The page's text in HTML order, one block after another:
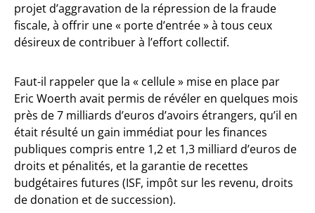
projet d’aggravation de la répression de la fraude
fiscale, à offrir une « porte d’entrée » à tous ceux
désireux de contribuer à l’effort collectif.
Faut-il rappeler que la « cellule » mise en place par
Eric Woerth avait permis de révéler en quelques mois
près de 7 milliards d’euros d’avoirs étrangers, qu’il en
était résulté un gain immédiat pour les finances
publiques compris entre 1,2 et 1,3 milliard d’euros de
droits et pénalités, et la garantie de recettes
budgétaires futures (ISF, impôt sur les revenu, droits
de donation et de succession).